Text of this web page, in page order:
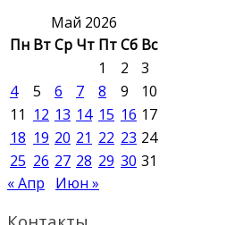
Май 2026
Пн ВтСр Чт ПтСб Вс
1
2
3
4
5 6 7 8 9
10
11 12 13 14 15 16 17
18 19 20 21 22 23 24
25 26 27 28 29 30 31
« Апр
Июн »